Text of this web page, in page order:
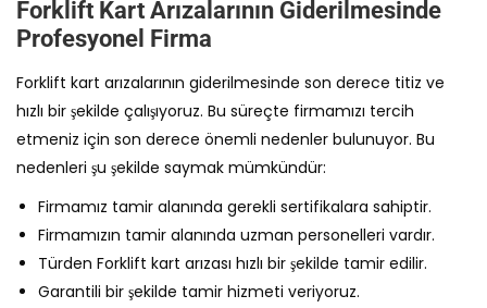
Forklift Kart Arızalarının Giderilmesinde
Profesyonel Firma
Forklift kart arızalarının giderilmesinde son derece titiz ve
hızlı bir şekilde çalışıyoruz. Bu süreçte firmamızı tercih
etmeniz için son derece önemli nedenler bulunuyor. Bu
nedenleri şu şekilde saymak mümkündür:
Firmamız tamir alanında gerekli sertifikalara sahiptir.
Firmamızın tamir alanında uzman personelleri vardır.
Türden Forklift kart arızası hızlı bir şekilde tamir edilir.
Garantili bir şekilde tamir hizmeti veriyoruz.